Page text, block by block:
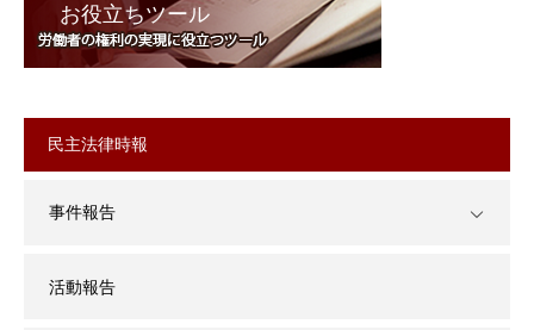
お役立ちツール
民主法律時報
事件報告
活動報告